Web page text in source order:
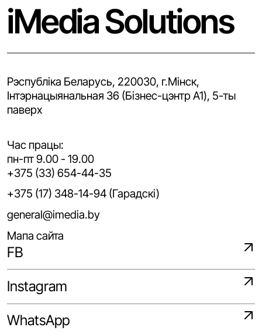
iMedia Solutions
Рэспубліка Беларусь, 220030, г.Мінск,
Iнтэрнацыянальная 36 (Бізнес-цэнтр A1), 5-ты
паверх
Час працы:
пн-пт 9.00 - 19.00
+375 (33) 654-44-35
+375 (17) 348-14-94 (Гарадскі)
general@imedia.by
Мапа сайта
FB
Instagram
WhatsApp